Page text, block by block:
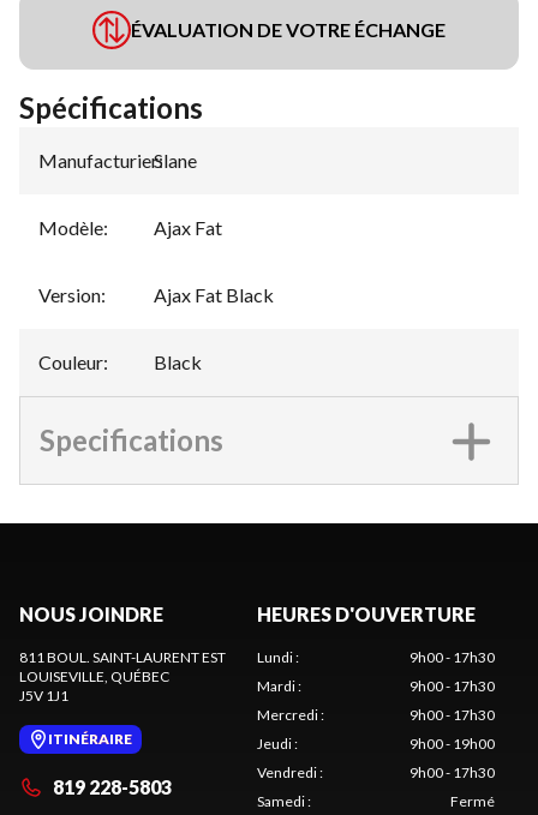
ÉVALUATION DE VOTRE ÉCHANGE
Spécifications
Manufacturier:
Slane
Modèle: Ajax Fat
Version: Ajax Fat Black
Couleur: Black
Specifications
NOUS JOINDRE
811 BOUL. SAINT-LAURENT EST
LOUISEVILLE, QUÉBEC
J5V 1J1
ITINÉRAIRE
819 228-5803
HEURES D'OUVERTURE
Lundi:
9h00 - 17h30
Mardi:
9h00 - 17h30
Mercredi:
9h00 - 17h30
Jeudi:
9h00 - 19h00
Vendredi:
9h00 - 17h30
Samedi: Fermé